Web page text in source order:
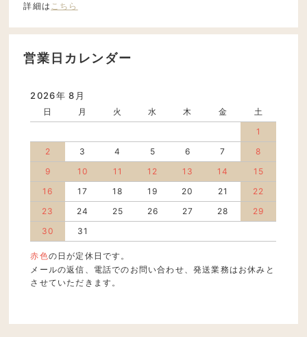
詳細は こちら
営業日カレンダー
2026年 8月
日 月 火 水 木 金
土
1
2
3 4 5 6 7
8
9
10 11 12 13 14
15
16
17 18 19 20 21
22
23
24 25 26 27 28
29
30
31
赤色の日が定休日です。
メールの返信、電話でのお問い合わせ、発送業務はお休みと
させていただきます。